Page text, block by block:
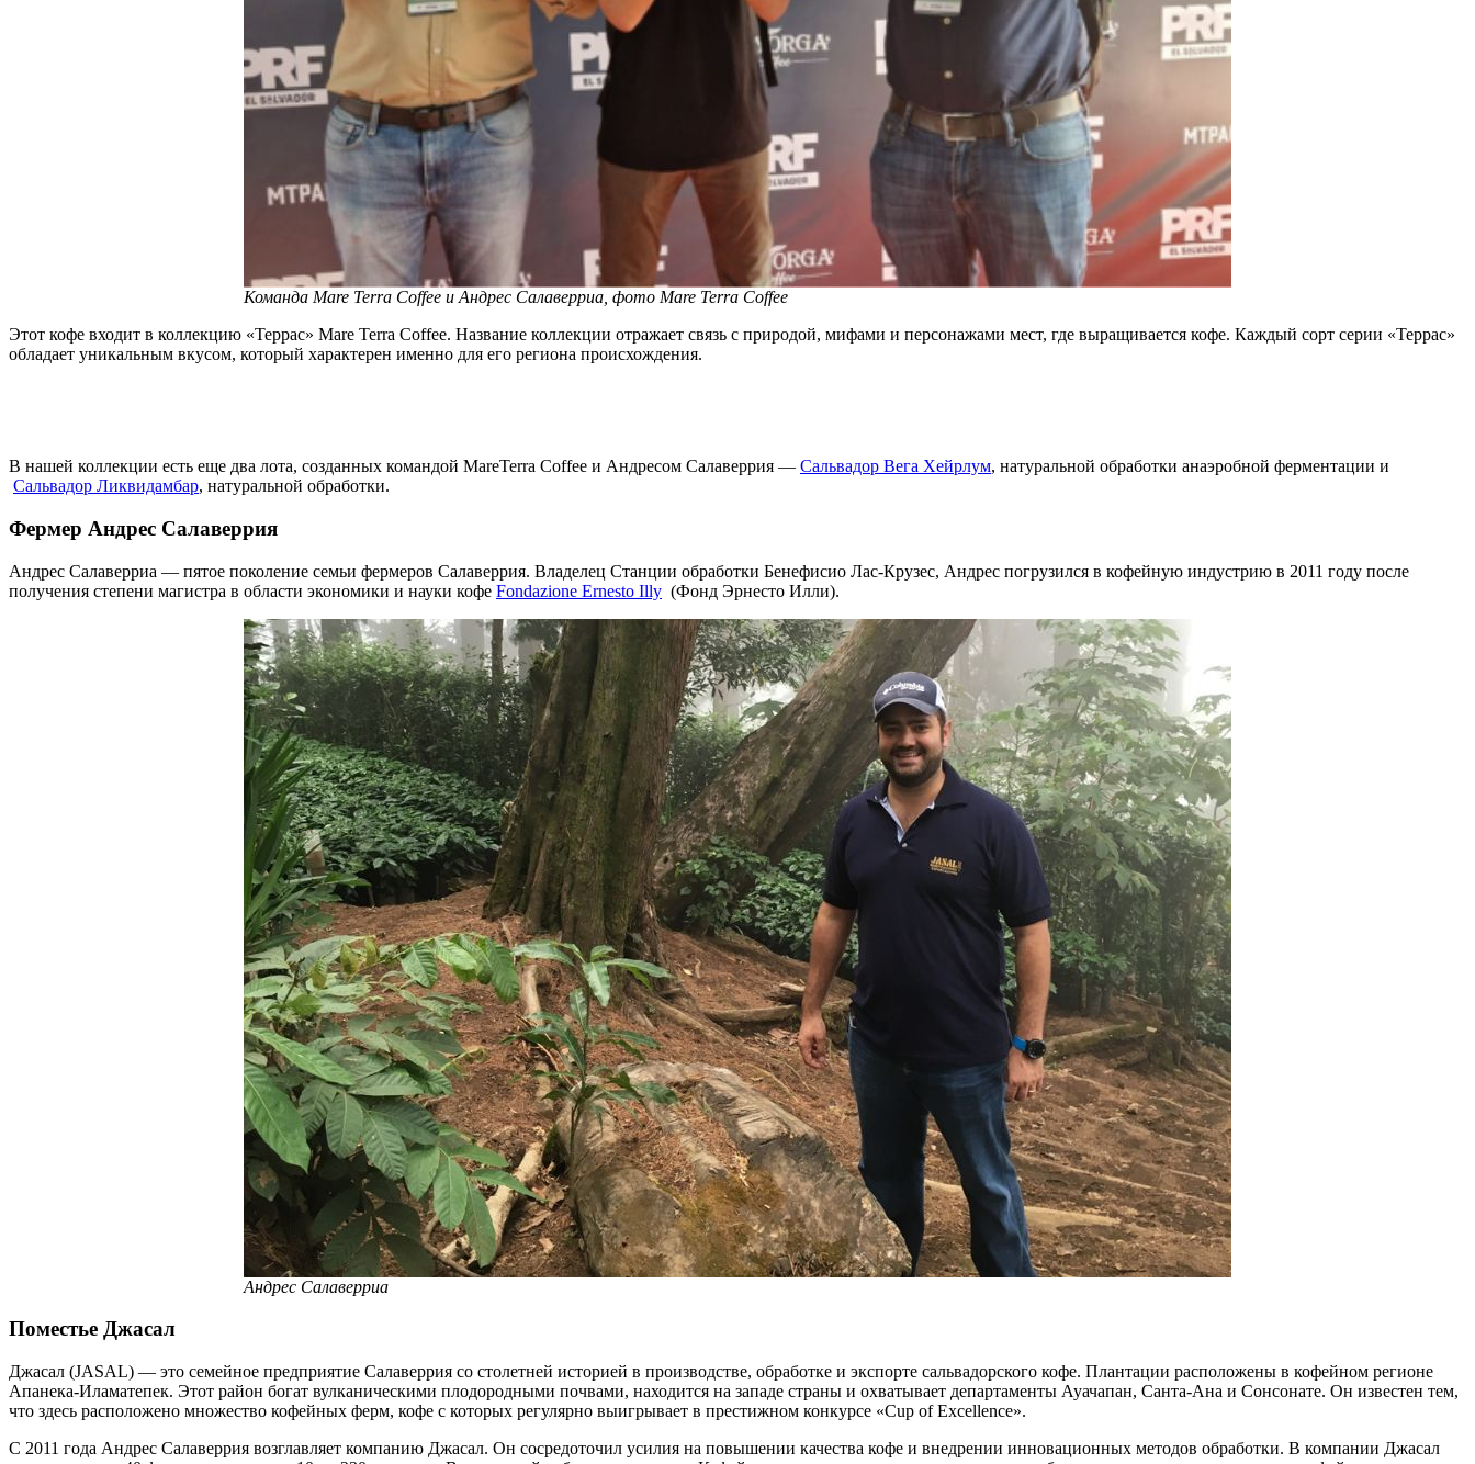
Команда Mare Terra Coffee и Андрес Салаверриа , фото Mare Terra Coffee
Этот кофе входит в коллекцию «Террас» Mare Terra Coffee. Название коллекции отражает связь с природой, мифами и персонажами мест, где выращивается кофе. Каждый сорт серии «Террас»
обладает уникальным вкусом, который характерен именно для его региона происхождения.
В нашей коллекции есть еще два лота, созданных командой MareTerra Coffee и Андресом Салаверрия — Сальвадор Вега Хейрлум, натуральной обработки анаэробной ферментации и
Сальвадор Ликвидамбар, натуральной обработки.
Фермер Андрес Салаверрия
Андрес Салаверриа — пятое поколение семьи фермеров Салаверрия. Владелец Станции обработки Бенефисио Лас-Крузес, Андрес погрузился в кофейную индустрию в 2011 году после
получения степени магистра в области экономики и науки кофе Fondazione Ernesto Illy (Фонд Эрнесто Илли).
Андрес Салаверриа
Поместье Джасал
Джасал (JASAL) — это семейное предприятие Салаверрия со столетней историей в производстве, обработке и экспорте сальвадорского кофе. Плантации расположены в кофейном регионе
Апанека-Иламатепек. Этот район богат вулканическими плодородными почвами, находится на западе страны и охватывает департаменты Ауачапан, Санта-Ана и Сонсонате. Он известен тем,
что здесь расположено множество кофейных ферм, кофе с которых регулярно выигрывает в престижном конкурсе «Cup of Excellence».
С 2011 года Андрес Салаверрия возглавляет компанию Джасал. Он сосредоточил усилия на повышении качества кофе и внедрении инновационных методов обработки. В компании Джасал